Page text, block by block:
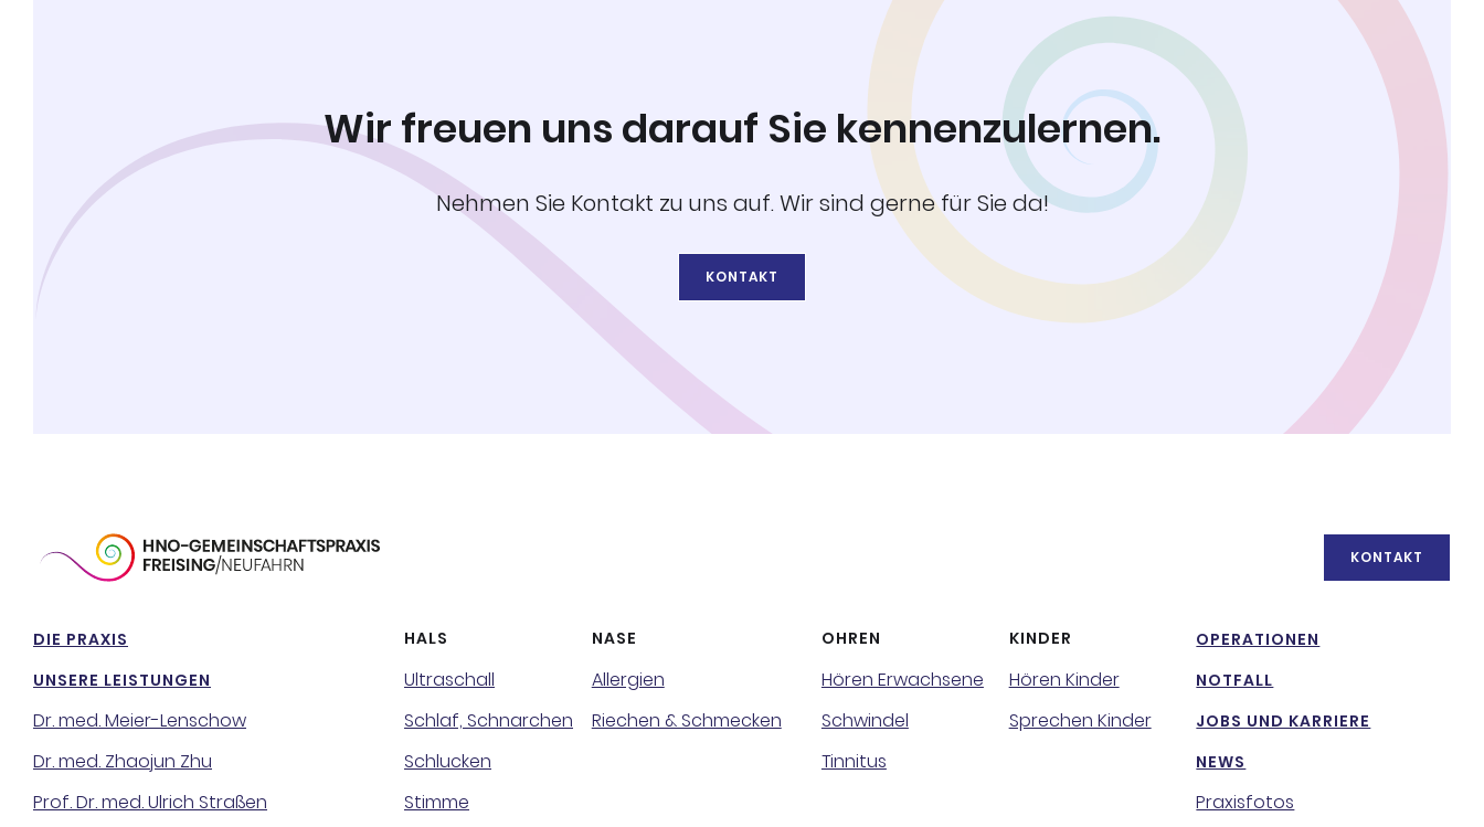
Wir freuen uns darauf Sie kennenzulernen.
Nehmen Sie Kontakt zu uns auf. Wir sind gerne für Sie da!
KONTAKT
KONTAKT
DIE PRAXIS
UNSERE LEISTUNGEN
Dr. med. Meier-Lenschow
Dr. med. Zhaojun Zhu
Prof. Dr. med. Ulrich Straßen
HALS
Ultraschall
Schlaf, Schnarchen
Schlucken
Stimme
NASE
Allergien
Riechen & Schmecken
OHREN
Hören Erwachsene
Schwindel
Tinnitus
KINDER
Hören Kinder
Sprechen Kinder
OPERATIONEN
NOTFALL
JOBS UND KARRIERE
NEWS
Praxisfotos